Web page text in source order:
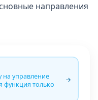
направления
на управление
функция только